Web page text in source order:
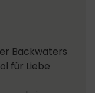
Backwaters
für Liebe